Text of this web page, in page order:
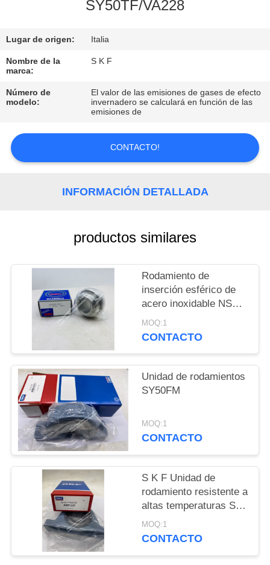
DE
CALIDAD
CONTACTO
SOLICITAR
UNA
PRIVACY
POLICY
SY50TF/VA228
Lugar de origen: Italia
Nombre de la
marca:
S K F
Número de
modelo:
El valor de las emisiones de gases de efecto
invernadero se calculará en función de las
emisiones de
CONTACTO!
INFORMACIÓN DETALLADA
productos similares
Rodamiento de
inserción esférico de
acero inoxidable NSK
SUC209-26D1
MOQ:1
CONTACTO
Unidad de rodamientos
SY50FM
MOQ:1
CONTACTO
S K F Unidad de
rodamiento resistente a
altas temperaturas SY
50 TF/VA228,
SY50TF/VA228
MOQ:1
CONTACTO